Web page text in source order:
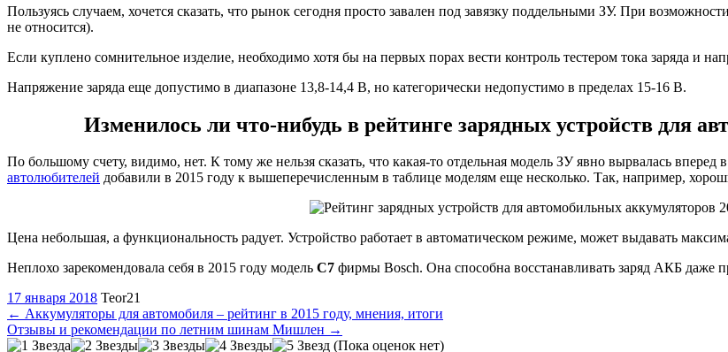
Пользуясь случаем, хочется сказать, что рынок сегодня просто завален под завязку поддельными ЗУ. При
не относится).
Если куплено сомнительное изделие, необходимо хотя бы на первых порах вести контроль тестером тока заряда и
Напряжение заряда еще допустимо в диапазоне 13,8-14,4 В, но категорически недопустимо в пределах 15-16 В.
Изменилось ли что-нибудь в рейтинге зарядных устройств для
По большому счету, видимо, нет. К тому же нельзя сказать, что какая-то отдельная модель ЗУ явно вырвалась
автолюбителей добавили в 2015 году к вышеперечисленным в таблице моделям еще несколько. Так, например,
Цена небольшая, а функциональность радует. Устройство работает в автоматическом режиме, может выдавать
Неплохо зарекомендовала себя в 2015 году модель C7 фирмы Bosch. Она способна восстанавливать заряд АКБ даже
17 января 2018 Teor21
← Аккумуляторы для автомобиля – рейтинг в 2015 году, мнения, итоги
Отзывы и рекомендации по летним шинам Мишлен →
(Пока оценок нет)